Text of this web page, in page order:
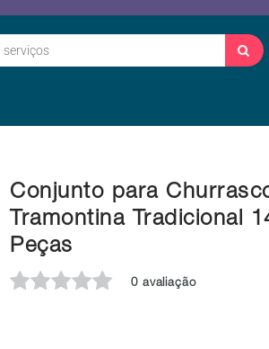
Conjunto para
Tramontina Tradicional
Peças
0 avaliação